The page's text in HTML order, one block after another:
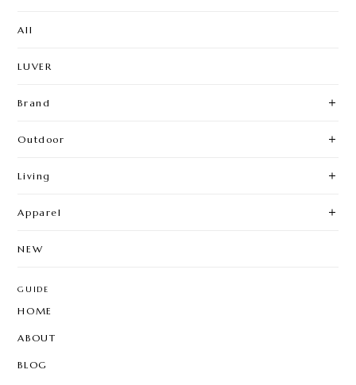
All
LUVER
Brand
Outdoor
Living
Apparel
NEW
GUIDE
HOME
ABOUT
BLOG